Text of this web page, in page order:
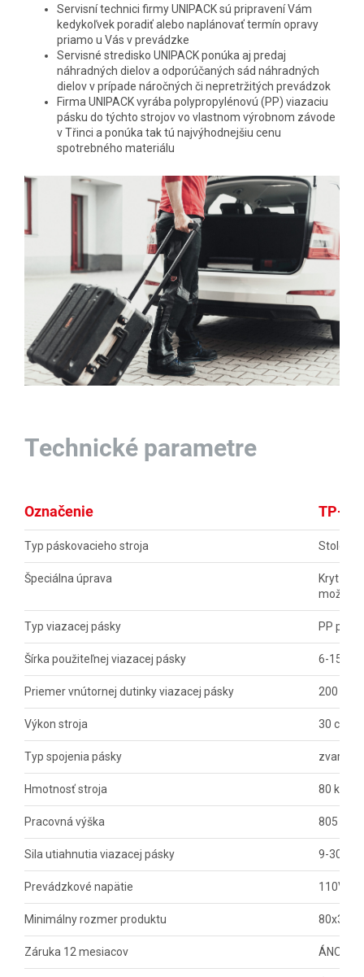
Servisní technici firmy UNIPACK sú pripravení Vám
kedykoľvek poradiť alebo naplánovať termín opravy
priamo u Vás v prevádzke
Servisné stredisko UNIPACK ponúka aj predaj
náhradných dielov a odporúčaných sád náhradných
dielov v prípade náročných či nepretržitých prevádzok
Firma UNIPACK vyrába polypropylénovú (PP) viazaciu
pásku do týchto strojov vo vlastnom výrobnom závode
v Třinci a ponúka tak tú najvýhodnejšiu cenu
spotrebného materiálu
Technické parametre
Označenie TP-
Typ páskovacieho stroja Stolové
Špeciálna úprava
Kryt
Typ viazacej pásky PP
Šírka použiteľnej viazacej pásky 6-15.5
Priemer vnútornej dutinky viazacej pásky 200 mm
Výkon stroja 30
Typ spojenia pásky zvar -
Hmotnosť stroja 80 kg
Pracovná výška 805 mm
Sila utiahnutia viazacej pásky 9-30 kg
Prevádzkové napätie 110V,
Minimálny rozmer produktu 80x30
Záruka 12 mesiacov ÁNO